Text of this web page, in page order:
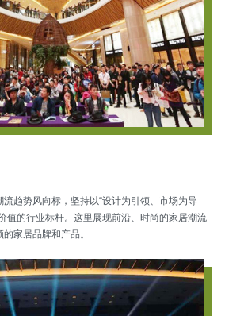
趋势风向标，坚持以“设计为引领、市场为导
值的行业标杆。这里展现前沿、时尚的家居潮流
家居品牌和产品。